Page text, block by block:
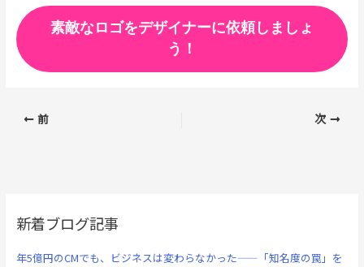
素敵なロゴをデザイナーに依頼しましょ
う！
前 次
新着ブログ記事
年5億円のCMでも、ビジネスは変わらなかった——「知名度の罠」を